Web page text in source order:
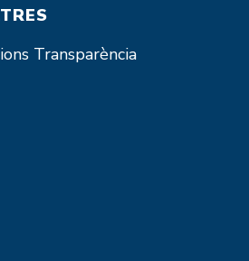
Transparència